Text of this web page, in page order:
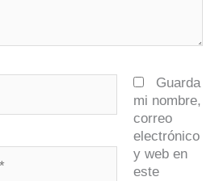
Guarda
mi nombre,
correo
electrónico
y web en
este